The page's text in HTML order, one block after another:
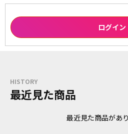
HISTORY
最近見た商品
最近見た商品があ